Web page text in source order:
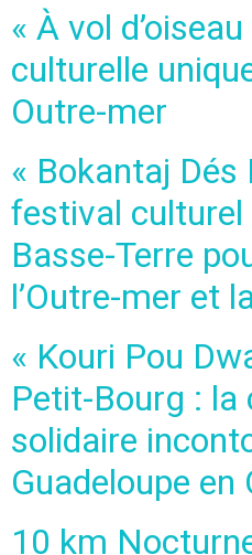
« À vol
culturelle
Outre-mer
« Bokantaj Dés
festival culturel
Basse-Terre
l’Outre-mer et
« Kouri Pou
Petit-Bourg : la
solidaire
Guadeloupe en
10 km